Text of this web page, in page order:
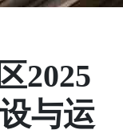
2025
与运